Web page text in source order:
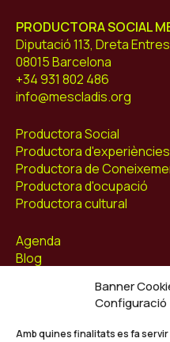
Banner
Configuració
Amb quines finalitats es fa servir
PRODUCTORA SOCIAL
Diputació 113, Dreta
08015 Barcelona
+34 931 802 486
info@mescladis.org
Productora Social
Productora d'experiències
Productora de
Productora d'ocupació
Productora cultural
Agenda
Blog
Facebook